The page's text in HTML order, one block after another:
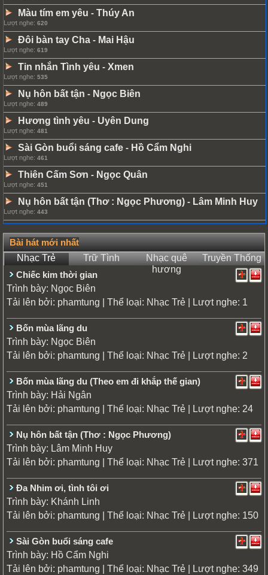
Màu tím em yêu - Thúy An
Lượt nghe: 620
Đôi bàn tay Cha - Mai Hậu
Lượt nghe: 619
Tin nhắn Tình yêu - Xmen
Lượt nghe: 535
Nụ hôn bất tận - Ngọc Biên
Lượt nghe: 489
Hương tình yêu - Uyên Dung
Lượt nghe: 481
Sài Gòn buổi sáng cafe - Hồ Cẩm Nghi
Lượt nghe: 461
Thiên Cấm Sơn - Ngọc Quân
Lượt nghe: 451
Nụ hôn bất tận (Thơ : Ngọc Phương) - Lâm Minh Huy
Lượt nghe: 443
Bài hát mới nhất
Nhạc Trẻ
Trữ Tình
Nhạc quê
hương
Truyền Thống
Chiếc kim thời gian
Trình bày: Ngọc Biên
Tải lên bởi: phamtung | Thể loại: Nhạc Trẻ | Lượt nghe: 1
Bốn mùa lãng du
Trình bày: Ngọc Biên
Tải lên bởi: phamtung | Thể loại: Nhạc Trẻ | Lượt nghe: 2
Bốn mùa lãng du (Theo em đi khắp thế gian)
Trình bày: Hải Ngân
Tải lên bởi: phamtung | Thể loại: Nhạc Trẻ | Lượt nghe: 24
Nụ hôn bất tận (Thơ : Ngọc Phương)
Trình bày: Lâm Minh Huy
Tải lên bởi: phamtung | Thể loại: Nhạc Trẻ | Lượt nghe: 371
Đa Nhim ơi, tình tôi ơi
Trình bày: Khánh Linh
Tải lên bởi: phamtung | Thể loại: Nhạc Trẻ | Lượt nghe: 150
Sài Gòn buổi sáng cafe
Trình bày: Hồ Cẩm Nghi
Tải lên bởi: phamtung | Thể loại: Nhạc Trẻ | Lượt nghe: 349